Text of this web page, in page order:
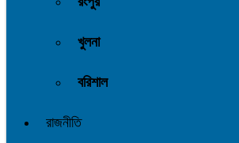
খুলনা
বরিশাল
রাজনীতি